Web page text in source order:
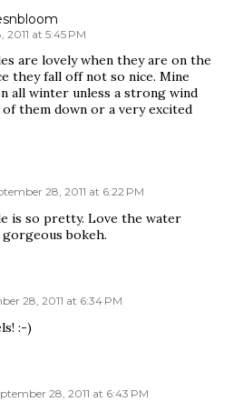
2011 at 5:45 PM
are lovely when they are on the
they fall off not so nice. Mine
all winter unless a strong wind
of them down or a very excited
28, 2011 at 6:22 PM
is so pretty. Love the water
bokeh.
28, 2011 at 6:34 PM
:-)
28, 2011 at 6:43 PM